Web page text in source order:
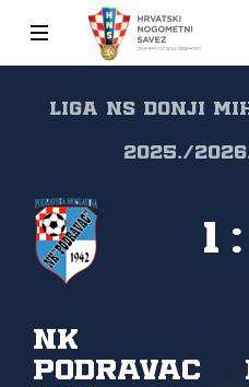
Liga NS Donji
2025./
NK
Podravac
1 :